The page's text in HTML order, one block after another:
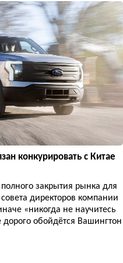
конкурировать с Китае
закрытия рынка для
директоров компании
«никогда не научитесь
дорого обойдётся Вашингтон